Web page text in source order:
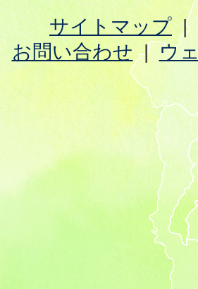
サイトマップ
お問い合わせ
ウ